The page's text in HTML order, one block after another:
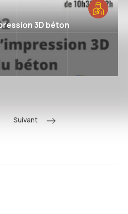
3D béton
Suivant